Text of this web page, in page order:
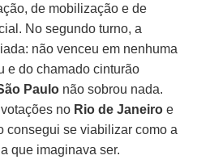
de mobilização e de
No segundo turno, a
não venceu em nenhuma
e do chamado cinturão
Paulo não sobrou nada.
no Rio de Janeiro e
consegui se viabilizar como a
que imaginava ser.